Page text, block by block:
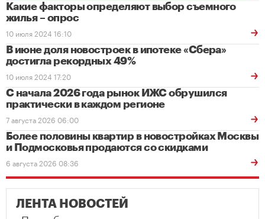
Какие факторы определяют выбор съемного
жилья – опрос
10 июля 2024 16:10
В июне доля новостроек в ипотеке «Сбера»
достигла рекордных 49%
10 июля 2024 17:20
С начала 2026 года рынок ИЖС обрушился
практически в каждом регионе
7 августа 2026 06:00
Более половины квартир в новостройках Москвы
и Подмосковья продаются со скидками
6 августа 2026 08:36
ЛЕНТА НОВОСТЕЙ